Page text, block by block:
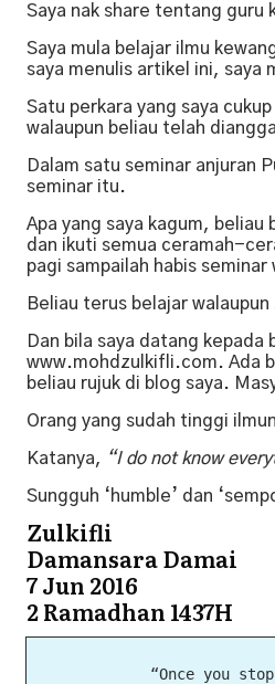
Saya nak share tentang guru
Saya mula belajar ilmu
saya menulis artikel ini, saya
Satu perkara yang saya
walaupun beliau telah
Dalam satu seminar anjuran
seminar itu.
Apa yang saya kagum,
dan ikuti semua ceramah-
pagi sampailah habis
Beliau terus belajar
Dan bila saya datang
www.mohdzulkifli.com. Ada
beliau rujuk di blog saya.
Orang yang sudah tinggi
Katanya, “I do not know
Sungguh ‘humble’ dan
Zulkifli
Damansara Damai
7 Jun 2016
2 Ramadhan 1437H
“Once you